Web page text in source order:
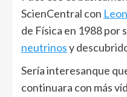
ScienCentral con
de Física en 1988 por
neutrinosy
Sería interesanque
continuara con más